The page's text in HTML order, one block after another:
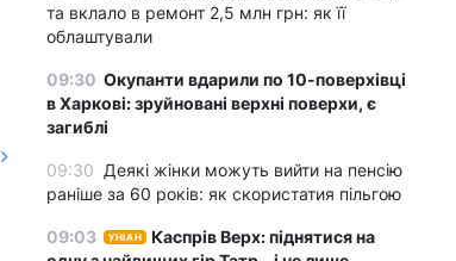
та вклало в ремонт 2,5 млн грн: як її
облаштували
09:30 Окупанти вдарили по 10-поверхівці
в Харкові: зруйновані верхні поверхи, є
загиблі
09:30 Деякі жінки можуть вийти на пенсію
раніше за 60 років: як скористатия пільгою
09:03 УНІАН
Каспрів Верх: піднятися на